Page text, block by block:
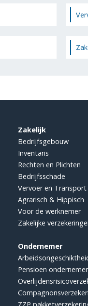
Zakelijk
Bedrijfsgebouw
Inventaris
Rechten en Plichten
Bedrijfsschade
Vervoer en Transport
Agrarisch & Hippisch
Voor de werknemer
Zakelijke
Ondernemer
Pensioen ondernemer